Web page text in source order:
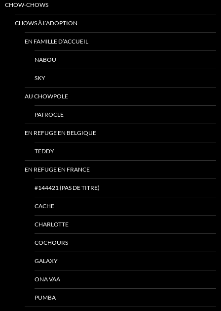
CHOW-CHOWS
CHOWS À L’ADOPTION
EN FAMILLE D’ACCUEIL
NABOU
SKY
AU CHOWPOLE
PATROCLE
EN REFUGE EN BELGIQUE
TEDDY
EN REFUGE EN FRANCE
#144421 (PAS DE TITRE)
CACHE
CHARLOTTE
COCHOURS
GALAXY
ONA VAA
PUMBA